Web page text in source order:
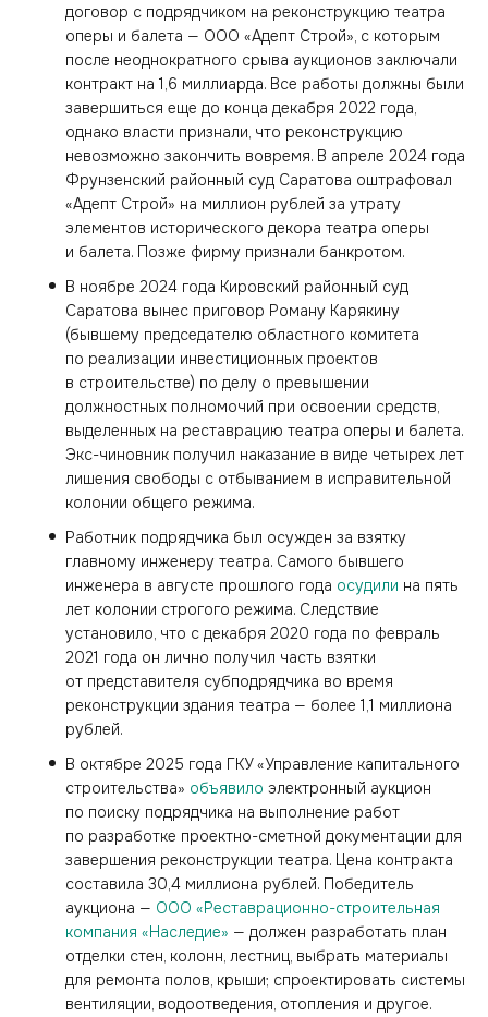
договор с подрядчиком на реконструкцию театра
оперы и балета — ООО «Адепт Строй», с которым
после неоднократного срыва аукционов заключали
контракт на 1,6 миллиарда. Все работы должны были
завершиться еще до конца декабря 2022 года,
однако власти признали, что реконструкцию
невозможно закончить вовремя. В апреле 2024 года
Фрунзенский районный суд Саратова оштрафовал
«Адепт Строй» на миллион рублей за утрату
элементов исторического декора театра оперы
и балета. Позже фирму признали банкротом.
В ноябре 2024 года Кировский районный суд
Саратова вынес приговор Роману Карякину
(бывшему председателю областного комитета
по реализации инвестиционных проектов
в строительстве) по делу о превышении
должностных полномочий при освоении средств,
выделенных на реставрацию театра оперы и балета.
Экс-чиновник получил наказание в виде четырех лет
лишения свободы с отбыванием в исправительной
колонии общего режима.
Работник подрядчика был осужден за взятку
главному инженеру театра. Самого бывшего
инженера в августе прошлого года осудили на пять
лет колонии строгого режима. Следствие
установило, что с декабря 2020 года по февраль
2021 года он лично получил часть взятки
от представителя субподрядчика во время
реконструкции здания театра — более 1,1 миллиона
рублей.
В октябре 2025 года ГКУ «Управление капитального
строительства» объявило электронный аукцион
по поиску подрядчика на выполнение работ
по разработке проектно-сметной документации для
завершения реконструкции театра. Цена контракта
составила 30,4 миллиона рублей. Победитель
аукциона — ООО «Реставрационно-строительная
компания «Наследие» — должен разработать план
отделки стен, колонн, лестниц, выбрать материалы
для ремонта полов, крыши; спроектировать системы
вентиляции, водоотведения, отопления и другое.